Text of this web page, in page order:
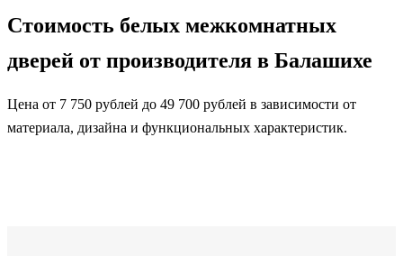
Стоимость белых межкомнатных
дверей от производителя в Балашихе
Цена от 7 750 рублей до 49 700 рублей в зависимости от
материала, дизайна и функциональных характеристик.